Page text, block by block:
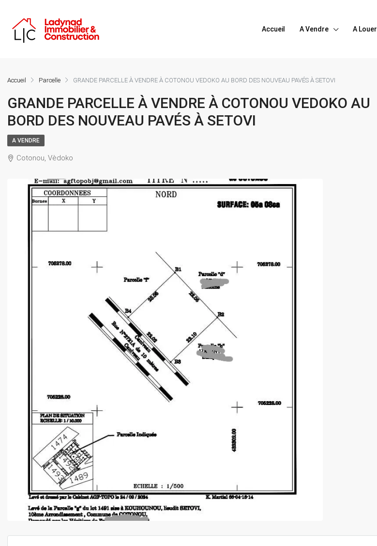
Accueil A Vendre A Louer
Accueil Parcelle GRANDE PARCELLE À VENDRE À COTONOU VEDOKO AU BORD DES NOUVEAU PAVÉS À SETOVI
GRANDE PARCELLE À VENDRE À COTONOU VEDOKO AU
BORD DES NOUVEAU PAVÉS À SETOVI
A VENDRE
Cotonou, Vèdoko